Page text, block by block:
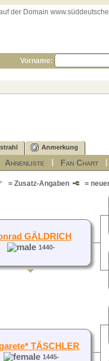
der Domain
Vorname:
Anmerkung
Ahnenliste Fan Chart
= Zusatz-Angaben =
GÄLDRICH
1440-
TÄSCHLER
1445-